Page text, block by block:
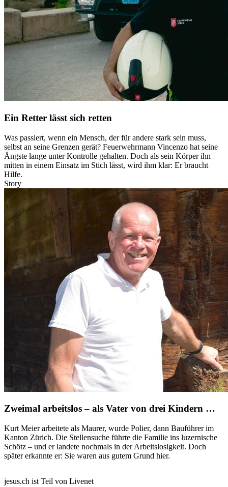
Ein Retter lässt sich retten
Was passiert, wenn ein Mensch, der für andere stark sein muss,
selbst an seine Grenzen gerät? Feuerwehrmann Vincenzo hat seine
Ängste lange unter Kontrolle gehalten. Doch als sein Körper ihn
mitten in einem Einsatz im Stich lässt, wird ihm klar: Er braucht
Hilfe.
Story
Zweimal arbeitslos – als Vater von drei Kindern …
Kurt Meier arbeitete als Maurer, wurde Polier, dann Bauführer im
Kanton Zürich. Die Stellensuche führte die Familie ins luzernische
Schötz – und er landete nochmals in der Arbeitslosigkeit. Doch
später erkannte er: Sie waren aus gutem Grund hier.
jesus.ch ist Teil von Livenet